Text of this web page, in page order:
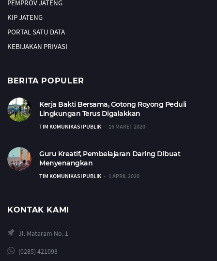
PEMPROV JATENG
KIP JATENG
PORTAL SATU DATA
KEBIJAKAN PRIVASI
BERITA POPULER
Kerja Bakti Bersama, Gotong Royong Peduli
Lingkungan Terus Digalakkan
TIM KOMUNIKASI PUBLIK 16 MARET 2020
Guru Kreatif, Pembelajaran Daring Dibuat
Menyenangkan
TIM KOMUNIKASI PUBLIK 1 APRIL 2020
KONTAK KAMI
Jl. Mataram No. 1
(0285) 421093